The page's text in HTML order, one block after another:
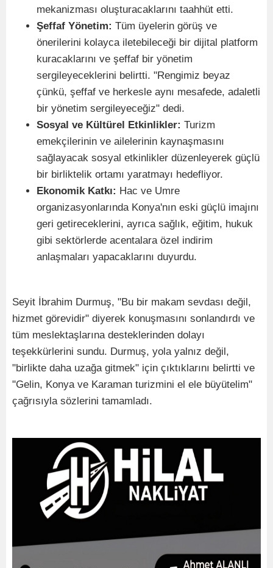
mekanizması oluşturacaklarını taahhüt etti.
Şeffaf Yönetim: Tüm üyelerin görüş ve
önerilerini kolayca iletebileceği bir dijital platform
kuracaklarını ve şeffaf bir yönetim
sergileyeceklerini belirtti. "Rengimiz beyaz
çünkü, şeffaf ve herkesle aynı mesafede, adaletli
bir yönetim sergileyeceğiz" dedi.
Sosyal ve Kültürel Etkinlikler: Turizm
emekçilerinin ve ailelerinin kaynaşmasını
sağlayacak sosyal etkinlikler düzenleyerek güçlü
bir birliktelik ortamı yaratmayı hedefliyor.
Ekonomik Katkı: Hac ve Umre
organizasyonlarında Konya'nın eski güçlü imajını
geri getireceklerini, ayrıca sağlık, eğitim, hukuk
gibi sektörlerde acentalara özel indirim
anlaşmaları yapacaklarını duyurdu.
​Seyit İbrahim Durmuş, "Bu bir makam sevdası değil,
hizmet görevidir" diyerek konuşmasını sonlandırdı ve
tüm meslektaşlarına desteklerinden dolayı
teşekkürlerini sundu. Durmuş, yola yalnız değil,
"birlikte daha uzağa gitmek" için çıktıklarını belirtti ve
"Gelin, Konya ve Karaman turizmini el ele büyütelim"
çağrısıyla sözlerini tamamladı.